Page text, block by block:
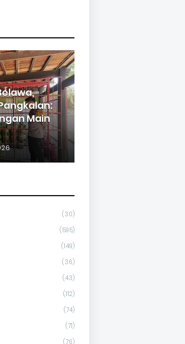
Main
(30)
(595)
(149)
(36)
(43)
(112)
(74)
(71)
(76)